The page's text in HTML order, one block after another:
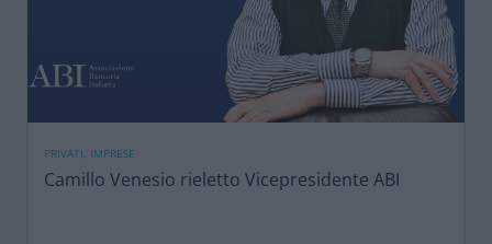
PRIVATI, IMPRESE
Camillo Venesio rieletto Vicepresidente ABI